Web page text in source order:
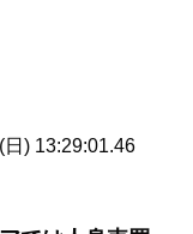
) 13:29:01.46